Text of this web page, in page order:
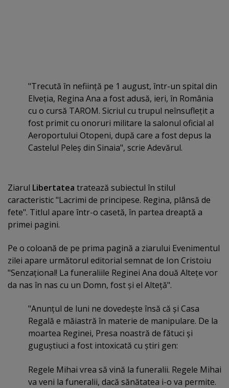
"Trecută în nefiinţă pe 1 august, într-un spital din
Elveţia, Regina Ana a fost adusă, ieri, în România
cu o cursă TAROM. Sicriul cu trupul neînsufleţit a
fost primit cu onoruri militare la salonul oficial al
Aeroportului Otopeni, după care a fost depus la
Castelul Peleş din Sinaia", scrie Adevărul.
Ziarul Libertatea tratează subiectul în stilul
caracteristic "Lacrimi de principese. Regina, plânsă de
fete". Titlul apare într-o casetă, în partea dreaptă a
primei pagini.
Pe o coloană de pe prima pagină a ziarului Evenimentul
zilei apare următorul editorial semnat de Ion Cristoiu
"Senzaţional! La funeraliile Reginei Ana două Alteţe vor
da nas în nas cu un Domn, fost şi el Alteţă".
"Anunţul de luni ne dovedeşte însă că şi Casa
Regală e măiastră în materie de manipulare. De la
moartea Reginei, Presa noastră de fătuci şi
guguştiuci a fost intoxicată cu ştiri gen:
Regele Mihai vrea să vină la funeralii. Regele Mihai
va veni la funeralii, dacă sănătatea i-o va permite.